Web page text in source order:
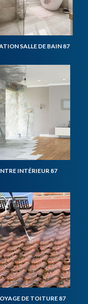
SALLE DE BAIN 87
INTÉRIEUR 87
DE TOITURE 87